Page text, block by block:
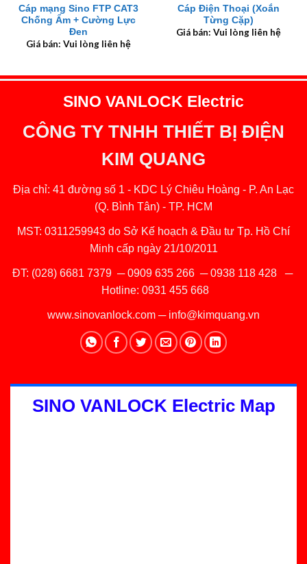
Cáp mạng Sino FTP CAT3
Chống Ẩm + Cường Lực
Đen
Giá bán: Vui lòng liên hệ
Cáp Điện Thoại (Xoắn
Từng Cặp)
Giá bán: Vui lòng liên hệ
SINO VANLOCK Electric
CÔNG TY TNHH THIẾT BỊ ĐIỆN
KIM QUANG
Địa chỉ: 41 đường số 1 - KDC Lý Chiêu Hoàng - P. An Lạc
(Q. Bình Tân) - TP. HCM
MST: 0311259943 do Sở Kế hoạch & Đầu tư Tp. Hồ Chí
Minh cấp ngày 21/10/2011
ĐT: (028) 6681 7379 ─0909 635 266─0938 118 428─
Hotline: 0931 455 668
www.sinovanlock.com ─ info@kimquang.vn
SINO VANLOCK Electric Map